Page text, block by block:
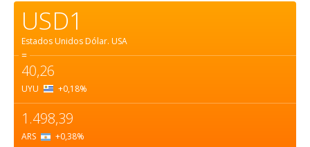
USD1
Estados Unidos Dólar. USA
=
40,26
UYU +0,18%
1.498,39
ARS +0,38%